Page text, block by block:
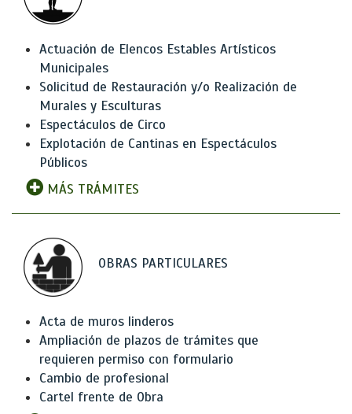
Actuación de Elencos Estables Artísticos
Municipales
Solicitud de Restauración y/o Realización de
Murales y Esculturas
Espectáculos de Circo
Explotación de Cantinas en Espectáculos
Públicos
MÁS TRÁMITES
OBRAS PARTICULARES
Acta de muros linderos
Ampliación de plazos de trámites que
requieren permiso con formulario
Cambio de profesional
Cartel frente de Obra